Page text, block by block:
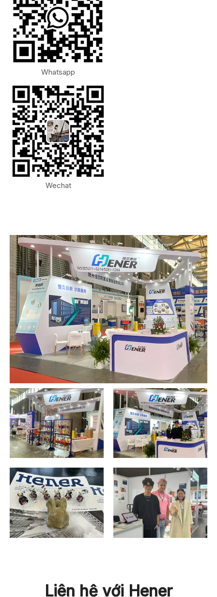
Whatsapp
Wechat
Liên hệ với Hener